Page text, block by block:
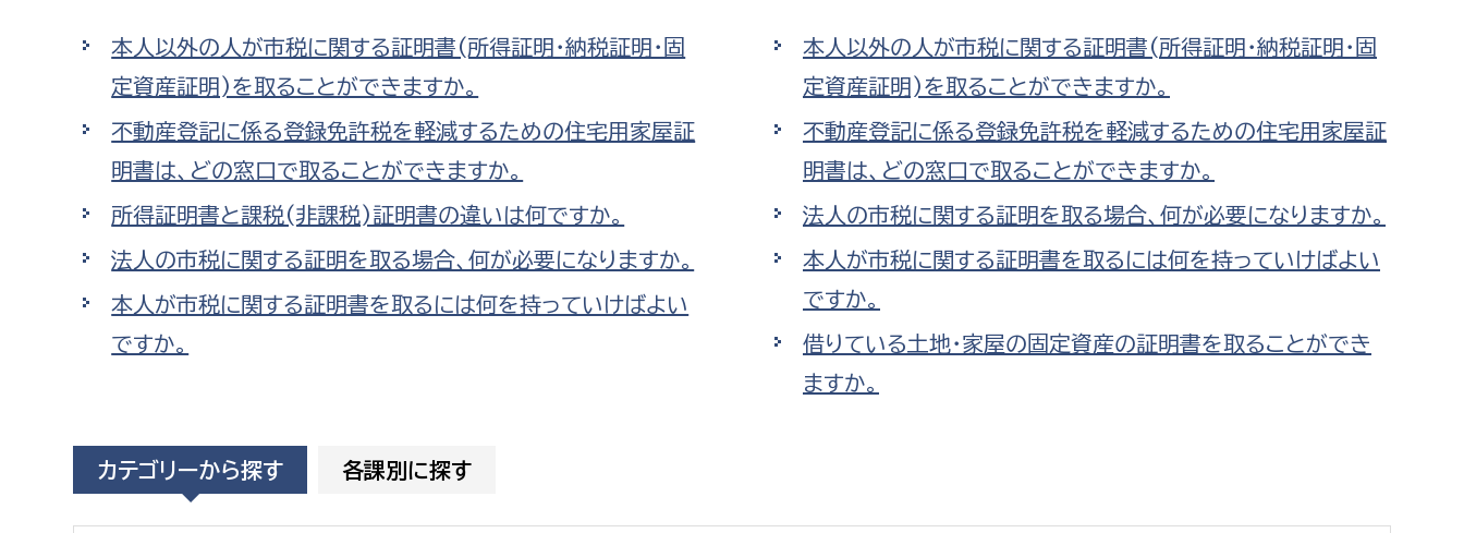
事業者
求職者
ペット
市民活動・地域づくり
病院
まちづくりに関わりたい
小田原城総合管理事務所
福祉健康部
福祉政策課
生活援護課
高齢介護課
障がい福祉課
保険課
健康づくり課
子ども若者部
子ども政策課
子ども若者支援課
保育課
経済部
産業政策課
観光課
農政課
水産海浜課
都市部
都市政策課
都市計画課
地域交通課
建築指導課
建設政策課
国県事業推進課
土木管理課
市立総合医療センター
病院管理局：施設用度課
警防計画課
本人以外の人が市税に関する証明書(所得証明・納税証明・固
定資産証明)を取ることができますか。
不動産登記に係る登録免許税を軽減するための住宅用家屋証
明書は、どの窓口で取ることができますか。
所得証明書と課税(非課税)証明書の違いは何ですか。
法人の市税に関する証明を取る場合、何が必要になりますか。
本人が市税に関する証明書を取るには何を持っていけばよい
ですか。
本人以外の人が市税に関する証明書(所得証明・納税証明・固
定資産証明)を取ることができますか。
不動産登記に係る登録免許税を軽減するための住宅用家屋証
明書は、どの窓口で取ることができますか。
法人の市税に関する証明を取る場合、何が必要になりますか。
本人が市税に関する証明書を取るには何を持っていけばよい
ですか。
借りている土地・家屋の固定資産の証明書を取ることができ
ますか。
カテゴリーから探す 各課別に探す